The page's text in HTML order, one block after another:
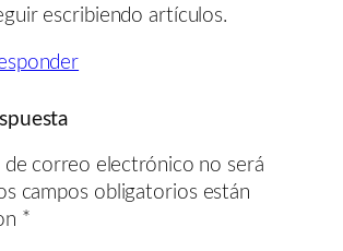
escribiendo artículos.
de correo electrónico no será
campos obligatorios están
*